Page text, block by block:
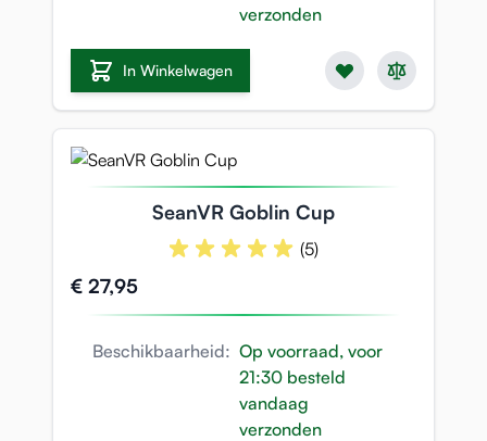
verzonden
In Winkelwagen
SeanVR Goblin Cup
(5)
€ 27,95
Beschikbaarheid: Op voorraad, voor
21:30 besteld
vandaag
verzonden